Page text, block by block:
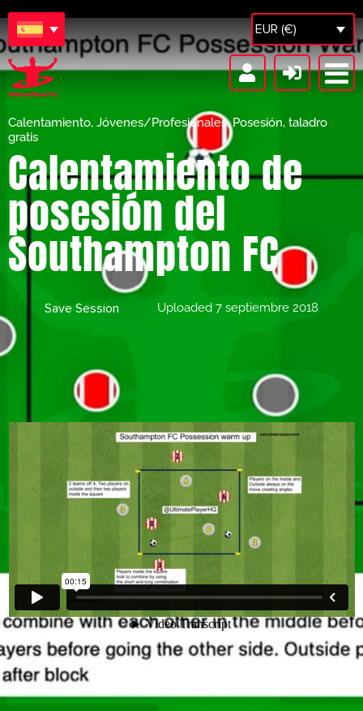
EUR (€)
Calentamiento, Jóvenes/Profesionales,Posesión, taladro
gratis
Calentamiento de
posesión del
Southampton FC
Save Session Uploaded 7 septiembre 2018